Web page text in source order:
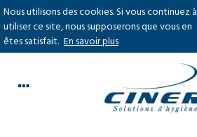
Nous utilisons des cookies. Si vous continuez à
utiliser ce site, nous supposerons que vous en
êtes satisfait. En savoir plus